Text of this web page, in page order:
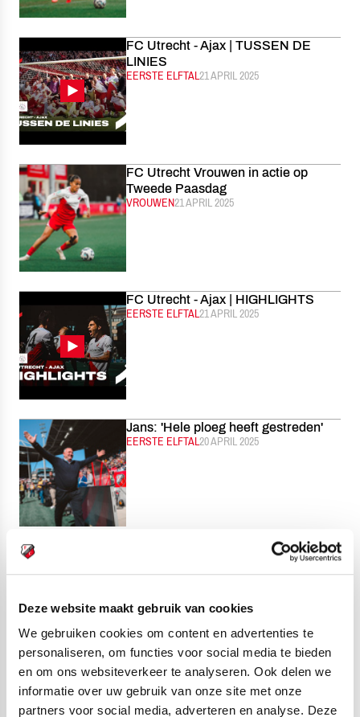
Deze website maakt gebruik van cookies
We gebruiken cookies om content en advertenties te
personaliseren, om functies voor social media te bieden
en om ons websiteverkeer te analyseren. Ook delen we
informatie over uw gebruik van onze site met onze
partners voor social media, adverteren en analyse. Deze
FC Utrecht - Ajax | TUSSEN DE
LINIES
CATEGORIE:
EERSTE ELFTALGEPUBLICEERD:
21 APRIL 2025
FC Utrecht Vrouwen in actie op
Tweede Paasdag
CATEGORIE:
VROUWENGEPUBLICEERD:
21 APRIL 2025
FC Utrecht - Ajax | HIGHLIGHTS
CATEGORIE:
EERSTE ELFTALGEPUBLICEERD:
21 APRIL 2025
Jans: 'Hele ploeg heeft gestreden'
CATEGORIE:
EERSTE ELFTALGEPUBLICEERD:
20 APRIL 2025
Historische zege van FC Utrecht op
Toornstra, Van Dijk én Van Maurik in
Café Galgenwaard
CATEGORIE:
ALGEMEENGEPUBLICEERD:
19 APRIL 2025